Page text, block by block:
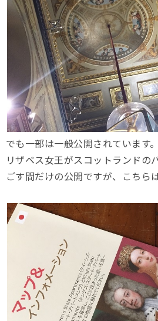
でも一部は一般公開されています
リザベス女王がスコットランドの
ごす間だけの公開ですが、こちら